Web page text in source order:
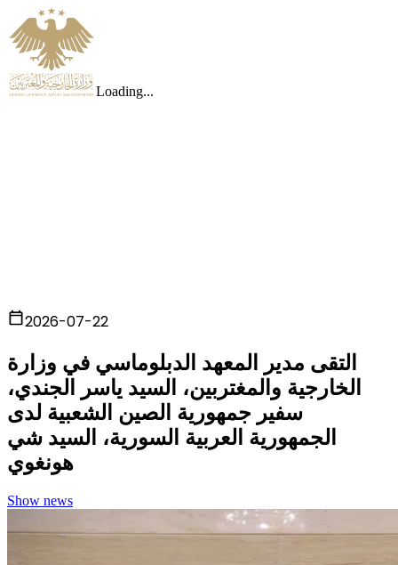
Loading...
2026-07-22
التقى مدير المعهد الدبلوماسي في وزارة
الخارجية والمغتربين، السيد ياسر الجندي،
سفير جمهورية الصين الشعبية لدى
الجمهورية العربية السورية، السيد شي
هونغوي
Show news